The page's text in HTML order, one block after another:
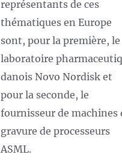
représentants de ces
thématiques en Europe
sont, pour la première, le
laboratoire
danois Novo Nordisk et
pour la seconde, le
fournisseur de machines
gravure de processeurs
ASML.